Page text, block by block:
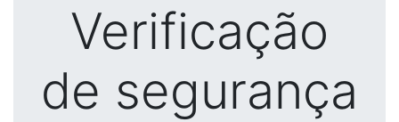
Verificação
de segurança